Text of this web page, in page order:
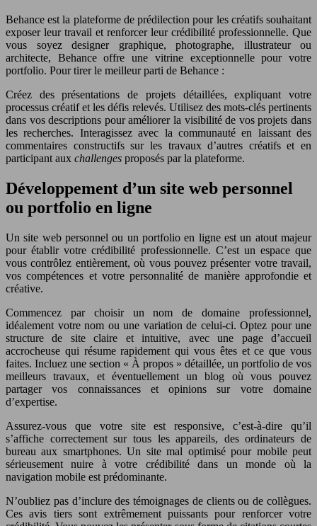
Behance est la plateforme de prédilection pour les créatifs souhaitant
exposer leur travail et renforcer leur crédibilité professionnelle. Que
vous soyez designer graphique, photographe, illustrateur ou
architecte, Behance offre une vitrine exceptionnelle pour votre
portfolio. Pour tirer le meilleur parti de Behance :
Créez des présentations de projets détaillées, expliquant votre
processus créatif et les défis relevés. Utilisez des mots-clés pertinents
dans vos descriptions pour améliorer la visibilité de vos projets dans
les recherches. Interagissez avec la communauté en laissant des
commentaires constructifs sur les travaux d’autres créatifs et en
participant aux challenges proposés par la plateforme.
Développement d’un site web personnel
ou portfolio en ligne
Un site web personnel ou un portfolio en ligne est un atout majeur
pour établir votre crédibilité professionnelle. C’est un espace que
vous contrôlez entièrement, où vous pouvez présenter votre travail,
vos compétences et votre personnalité de manière approfondie et
créative.
Commencez par choisir un nom de domaine professionnel,
idéalement votre nom ou une variation de celui-ci. Optez pour une
structure de site claire et intuitive, avec une page d’accueil
accrocheuse qui résume rapidement qui vous êtes et ce que vous
faites. Incluez une section « À propos » détaillée, un portfolio de vos
meilleurs travaux, et éventuellement un blog où vous pouvez
partager vos connaissances et opinions sur votre domaine
d’expertise.
Assurez-vous que votre site est responsive, c’est-à-dire qu’il
s’affiche correctement sur tous les appareils, des ordinateurs de
bureau aux smartphones. Un site mal optimisé pour mobile peut
sérieusement nuire à votre crédibilité dans un monde où la
navigation mobile est prédominante.
N’oubliez pas d’inclure des témoignages de clients ou de collègues.
Ces avis tiers sont extrêmement puissants pour renforcer votre